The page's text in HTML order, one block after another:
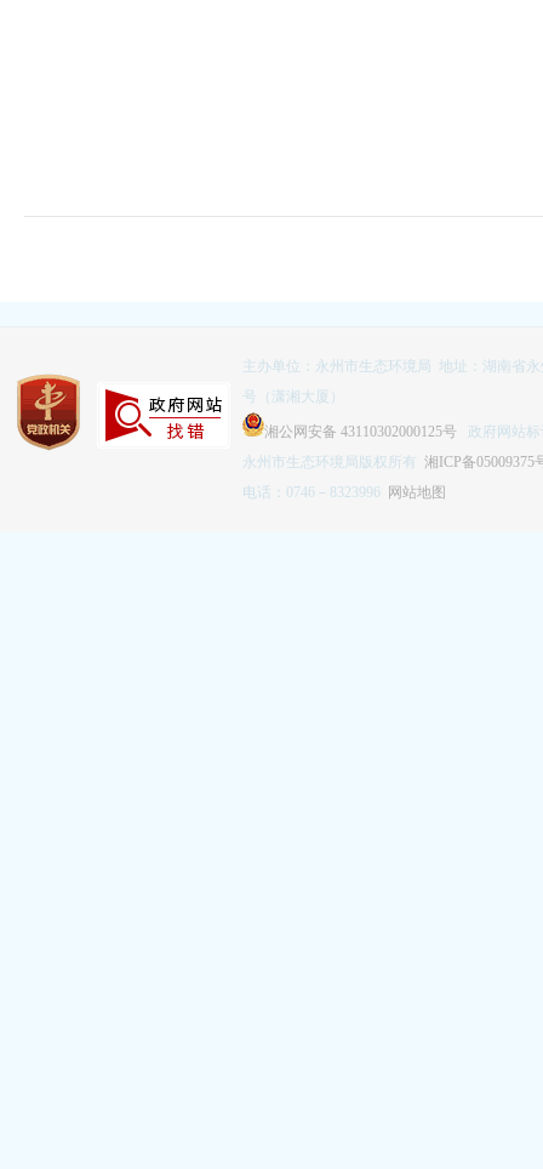
主办单位：永州市生态环境局 地址：湖南省
号（潇湘大厦）
湘公网安备 43110302000125号 政府网站标
永州市生态环境局版权所有 湘ICP备05009375
电话：0746－8323996 网站地图